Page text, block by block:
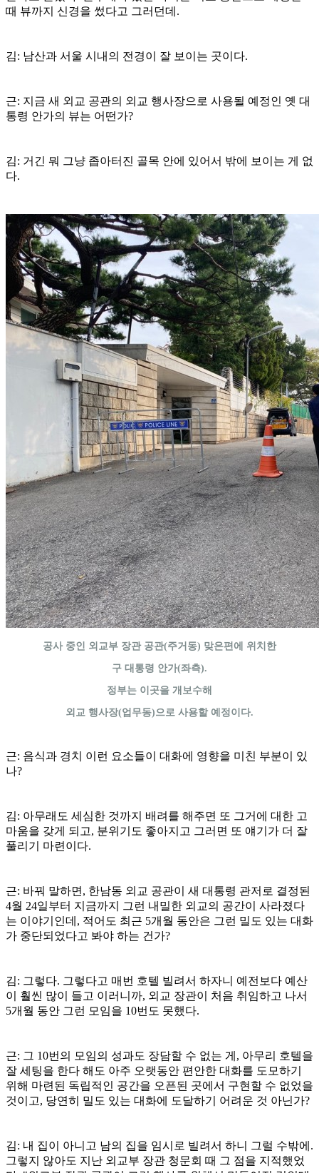
때 뷰까지 신경을 썼다고 그러던데.
김: 남산과 서울 시내의 전경이 잘 보이는 곳이다.
근: 지금 새 외교 공관의 외교 행사장으로 사용될 예정인 옛 대
통령 안가의 뷰는 어떤가?
김: 거긴 뭐 그냥 좁아터진 골목 안에 있어서 밖에 보이는 게 없
다.
공사 중인 외교부 장관 공관(주거동) 맞은편에 위치한
구 대통령 안가(좌측).
정부는 이곳을 개보수해
외교 행사장(업무동)으로 사용할 예정이다.
근: 음식과 경치 이런 요소들이 대화에 영향을 미친 부분이 있
나?
김: 아무래도 세심한 것까지 배려를 해주면 또 그거에 대한 고
마움을 갖게 되고, 분위기도 좋아지고 그러면 또 얘기가 더 잘
풀리기 마련이다.
근: 바꿔 말하면, 한남동 외교 공관이 새 대통령 관저로 결정된
4월 24일부터 지금까지 그런 내밀한 외교의 공간이 사라졌다
는 이야기인데, 적어도 최근 5개월 동안은 그런 밀도 있는 대화
가 중단되었다고 봐야 하는 건가?
김: 그렇다. 그렇다고 매번 호텔 빌려서 하자니 예전보다 예산
이 훨씬 많이 들고 이러니까, 외교 장관이 처음 취임하고 나서
5개월 동안 그런 모임을 10번도 못했다.
근: 그 10번의 모임의 성과도 장담할 수 없는 게, 아무리 호텔을
잘 세팅을 한다 해도 아주 오랫동안 편안한 대화를 도모하기
위해 마련된 독립적인 공간을 오픈된 곳에서 구현할 수 없었을
것이고, 당연히 밀도 있는 대화에 도달하기 어려운 것 아닌가?
김: 내 집이 아니고 남의 집을 임시로 빌려서 하니 그럴 수밖에.
그렇지 않아도 지난 외교부 장관 청문회 때 그 점을 지적했었